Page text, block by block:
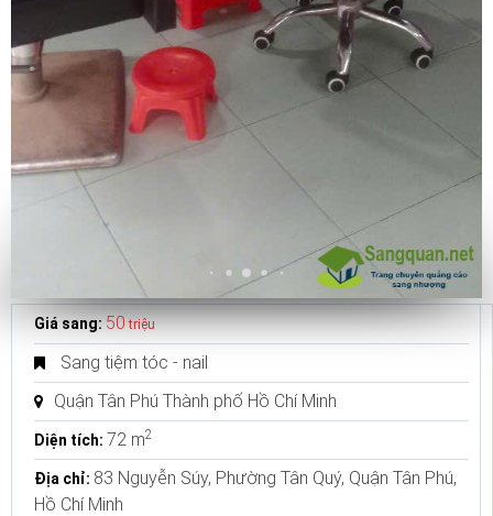
Giá sang:50triệu
Sang tiệm tóc - nail
Quận Tân Phú Thành phố Hồ Chí Minh
Diện tích: 72 m2
Địa chỉ: 83 Nguyễn Súy, Phường Tân Quý, Quận Tân Phú,
Hồ Chí Minh